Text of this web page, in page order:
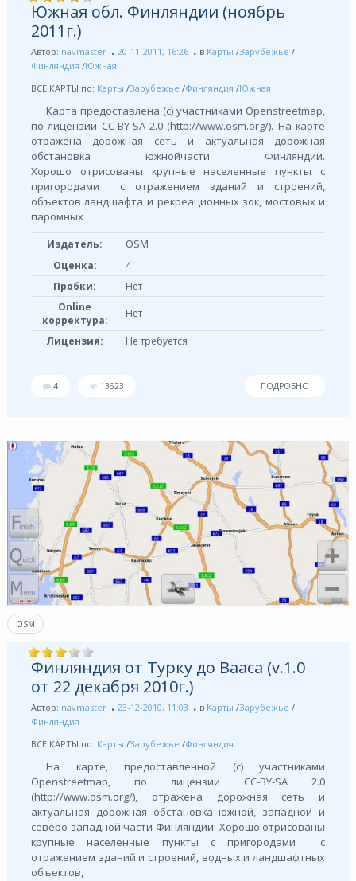
Южная обл. Финляндии (ноябрь
2011г.)
Автор: navmaster 20-11-2011, 16:26 в Карты /Зарубежье /
Финляндия /Южная
ВСЕ КАРТЫ по: Карты /Зарубежье /Финляндия /Южная
Карта предоставлена (с) участниками Openstreetmap,
по лицензии СС-BY-SA 2.0 (http://www.osm.org/). На карте
отражена дорожная сеть и актуальная дорожная
обстановка южнойчасти Финляндии.
Хорошо отрисованы крупные населенные пункты с
пригородами с отражением зданий и строений,
объектов ландшафта и рекреационных зок, мостовых и
паромных
Издатель: OSM
Оценка:
4
Пробки:
Нет
Online
корректура:
Нет
Лицензия: Не требуется
4 13623 ПОДРОБНО
OSM
Финляндия от Турку до Вааса (v.1.0
от 22 декабря 2010г.)
Автор: navmaster 23-12-2010, 11:03 в Карты /Зарубежье /
Финляндия
ВСЕ КАРТЫ по: Карты /Зарубежье /Финляндия
На карте, предоставленной (с) участниками
Openstreetmap, по лицензии СС-BY-SA 2.0
(http://www.osm.org/), отражена дорожная сеть и
актуальная дорожная обстановка южной, западной и
северо-западной части Финляндии. Хорошо отрисованы
крупные населенные пункты с пригородами с
отражением зданий и строений, водных и ландшафтных
объектов,